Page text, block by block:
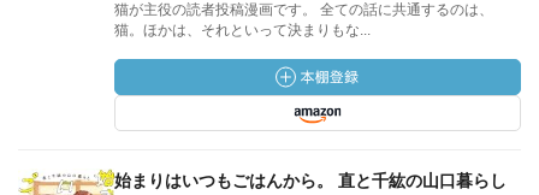
猫が主役の読者投稿漫画です。 全ての話に共通するのは、
猫。ほかは、それといって決まりもな...
始まりはいつもごはんから。 直と千紘の山口暮らし